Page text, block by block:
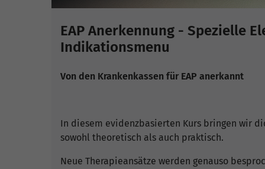
EAP Anerkennung - Spezielle
Indikationsmenu
Von den Krankenkassen für EAP anerkannt
In diesem evidenzbasierten Kurs bringen wir
sowohl theoretisch als auch praktisch.
Neue Therapieansätze werden genauso